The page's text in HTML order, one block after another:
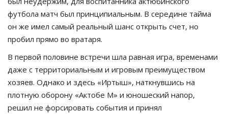
футбола матч был принципиальным. В середине тайма
он же имел самый реальный шанс открыть счет, но
пробил прямо во вратаря.
В первой половине встречи шла равная игра, временами
даже с территориальным и игровым преимуществом
хозяев. Однако и здесь «Иртыш», наткнувшись на
плотную оборону «Актобе М» и юношеский напор,
решил не форсировать события и принял